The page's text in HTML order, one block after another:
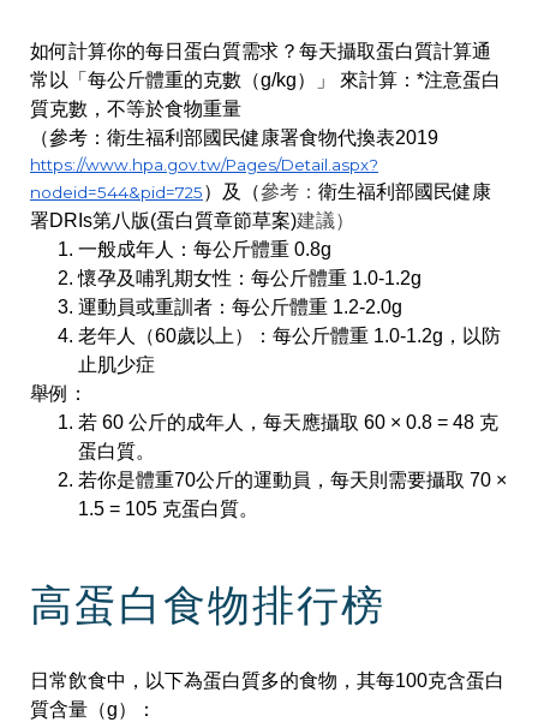
如何計算你的每日蛋白質需求？每天攝取蛋白質計算通
常以「每公斤體重的克數（g/kg）」 來計算： *注意蛋白
質克數，不等於食物重量
（參考：衛生福利部國民健康署食物代換表2019
https://www.hpa.gov.tw/Pages/Detail.aspx?
nodeid=544&pid=725）及（參考： 衛生福利部國民健康
署DRIs第八版(蛋白質章節草案)建議）
一般成年人：每公斤體重 0.8g
懷孕及哺乳期女性：每公斤體重 1.0-1.2g
運動員或重訓者：每公斤體重 1.2-2.0g
老年人（60歲以上）：每公斤體重 1.0-1.2g，以防
止肌少症
舉例：
若 60 公斤的成年人，每天應攝取 60 × 0.8 = 48 克
蛋白質。
若你是體重70公斤的運動員，每天則需要攝取 70 ×
1.5 = 105 克蛋白質。
高蛋白食物排行榜
日常飲食中，以下為蛋白質多的食物，其每100克含蛋白
質含量（g）：